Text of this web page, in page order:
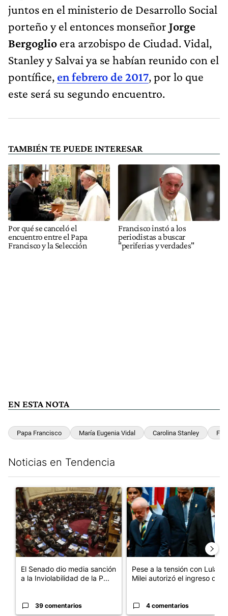
juntos en el ministerio de Desarrollo Social
porteño y el entonces monseñor Jorge
Bergoglio era arzobispo de Ciudad. Vidal,
Stanley y Salvai ya se habían reunido con el
pontífice, en febrero de 2017, por lo que
este será su segundo encuentro.
TAMBIÉN TE PUEDE INTERESAR
Por qué se canceló el
encuentro entre el Papa
Francisco y la Selección
Francisco instó a los
periodistas a buscar
"periferias y verdades"
EN ESTA NOTA
Papa Francisco María Eugenia Vidal Carolina Stanley
Noticias en Tendencia
Un artículo de tendencia con el título "El Senado dio media
El Senado dio media sanción
a la Inviolabilidad de la P...
39 comentarios
Un artículo de tendencia con
Pese a la tensión con Lula,
Milei autorizó el ingreso d...
4 comentarios